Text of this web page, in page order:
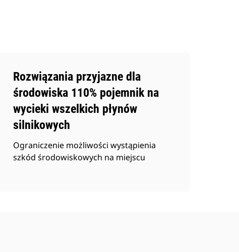
Rozwiązania przyjazne dla
środowiska 110% pojemnik na
wycieki wszelkich płynów
silnikowych
Ograniczenie możliwości wystąpienia
szkód środowiskowych na miejscu